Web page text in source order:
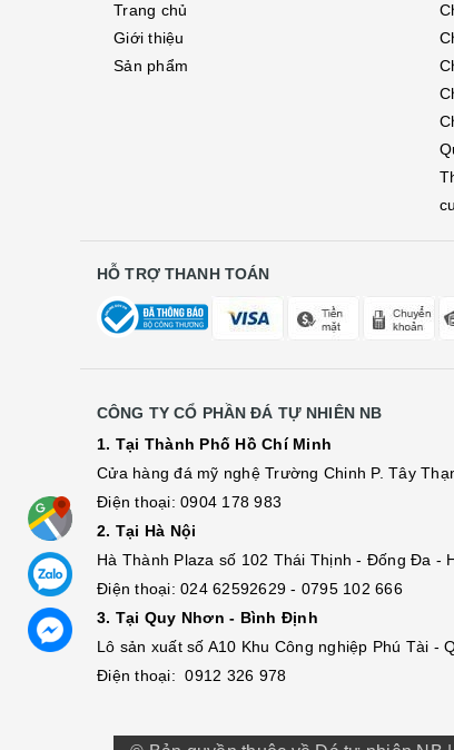
Trang chủ
Giới thiệu
Sản phẩm
HỖ TRỢ THANH TOÁN
CÔNG TY CỔ PHẦN ĐÁ TỰ NHIÊN NB
1. Tại Thành Phố Hồ Chí Minh
Cửa hàng đá mỹ nghệ Trường Chinh P. Tây
Điện thoại: 0904 178 983
2. Tại Hà Nội
Hà Thành Plaza số 102 Thái Thịnh - Đống Đa -
Điện thoại: 024 62592629 - 0795 102 666
3. Tại Quy Nhơn - Bình Định
Lô sản xuất số A10 Khu Công nghiệp Phú Tài -
Điện thoại: 0912 326 978